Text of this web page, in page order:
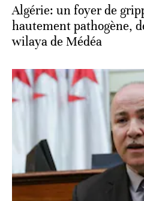
Algérie: un foyer de
hautement pathogène,
wilaya de Médéa